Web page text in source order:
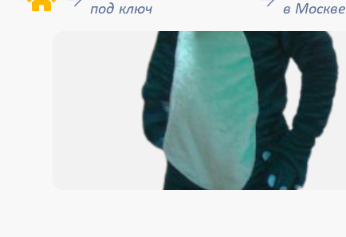
под ключ
в Москве